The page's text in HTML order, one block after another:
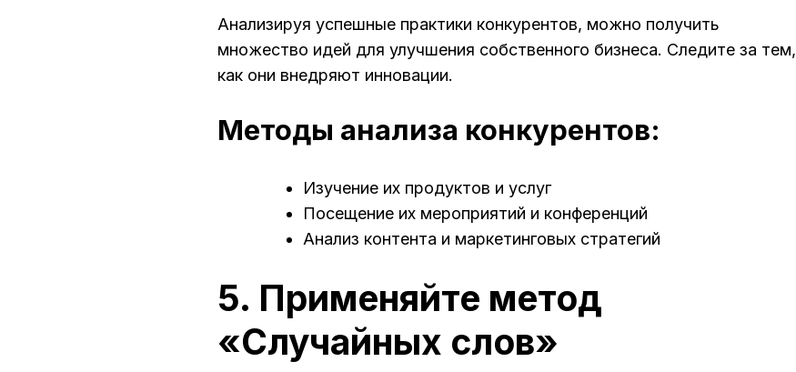
Анализируя успешные практики конкурентов, можно получить
множество идей для улучшения собственного бизнеса. Следите за тем,
как они внедряют инновации.
Методы анализа конкурентов:
Изучение их продуктов и услуг
Посещение их мероприятий и конференций
Анализ контента и маркетинговых стратегий
5. Применяйте метод
«Случайных слов»